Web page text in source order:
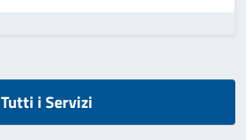
Tutti i Servizi